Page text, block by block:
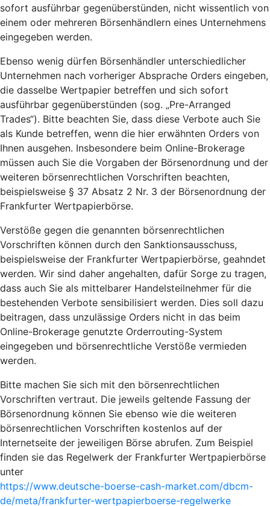
sofort ausführbar gegenüberstünden, nicht wissentlich von
einem oder mehreren Börsenhändlern eines Unternehmens
eingegeben werden.
Ebenso wenig dürfen Börsenhändler unterschiedlicher
Unternehmen nach vorheriger Absprache Orders eingeben,
die dasselbe Wertpapier betreffen und sich sofort
ausführbar gegenüberstünden (sog. „Pre-Arranged
Trades“). Bitte beachten Sie, dass diese Verbote auch Sie
als Kunde betreffen, wenn die hier erwähnten Orders von
Ihnen ausgehen. Insbesondere beim Online-Brokerage
müssen auch Sie die Vorgaben der Börsenordnung und der
weiteren börsenrechtlichen Vorschriften beachten,
beispielsweise § 37 Absatz 2 Nr. 3 der Börsenordnung der
Frankfurter Wertpapierbörse.
Verstöße gegen die genannten börsenrechtlichen
Vorschriften können durch den Sanktionsausschuss,
beispielsweise der Frankfurter Wertpapierbörse, geahndet
werden. Wir sind daher angehalten, dafür Sorge zu tragen,
dass auch Sie als mittelbarer Handelsteilnehmer für die
bestehenden Verbote sensibilisiert werden. Dies soll dazu
beitragen, dass unzulässige Orders nicht in das beim
Online-Brokerage genutzte Orderrouting-System
eingegeben und börsenrechtliche Verstöße vermieden
werden.
Bitte machen Sie sich mit den börsenrechtlichen
Vorschriften vertraut. Die jeweils geltende Fassung der
Börsenordnung können Sie ebenso wie die weiteren
börsenrechtlichen Vorschriften kostenlos auf der
Internetseite der jeweiligen Börse abrufen. Zum Beispiel
finden sie das Regelwerk der Frankfurter Wertpapierbörse
unter
https://www.deutsche-boerse-cash-market.com/dbcm-
de/meta/frankfurter-wertpapierboerse-regelwerke